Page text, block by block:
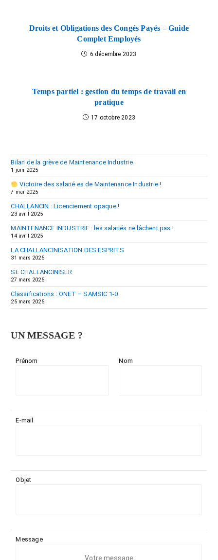
Droits et Obligations des Congés Payés – Guide
Complet Employés
6 décembre 2023
Temps partiel : gestion du temps de travail en
pratique
17 octobre 2023
Bilan de la grève de Maintenance Industrie
1 juin 2025
Victoire des salarié·es de Maintenance Industrie !
7 mai 2025
CHALLANCIN : Licenciement opaque !
23 avril 2025
MAINTENANCE INDUSTRIE : les salariés ne lâchent pas !
14 avril 2025
LA CHALLANCINISATION DES ESPRITS
31 mars 2025
SE CHALLANCINISER
27 mars 2025
Classifications : ONET – SAMSIC 1-0
25 mars 2025
UN MESSAGE ?
Prénom Nom
E-mail
Objet
Message